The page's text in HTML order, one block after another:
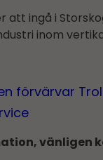
att ingå i
inom
förvärvar
vänligen